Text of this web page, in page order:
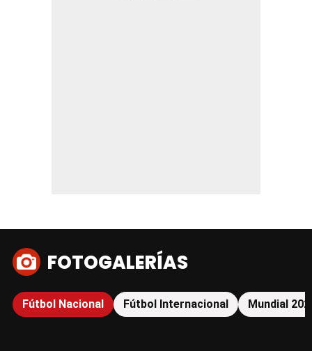
FOTOGALERÍAS
Fútbol Nacional Fútbol Internacional Mundial